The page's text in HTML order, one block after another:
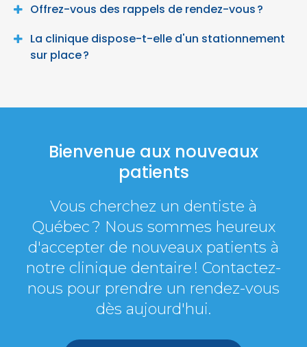
Offrez-vous des rappels de rendez-vous ?
La clinique dispose-t-elle d'un stationnement
sur place ?
Bienvenue aux nouveaux
patients
Vous cherchez un dentiste à
Québec ? Nous sommes heureux
d'accepter de nouveaux patients à
notre clinique dentaire ! Contactez-
nous pour prendre un rendez-vous
dès aujourd'hui.